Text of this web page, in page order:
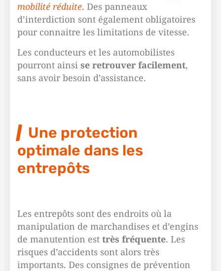
mobilité réduite. Des panneaux
d’interdiction sont également obligatoires
pour connaitre les limitations de vitesse.
Les conducteurs et les automobilistes
pourront ainsi se retrouver facilement,
sans avoir besoin d’assistance.
Une protection
optimale dans les
entrepôts
Les entrepôts sont des endroits où la
manipulation de marchandises et d’engins
de manutention est très fréquente. Les
risques d’accidents sont alors très
importants. Des consignes de prévention